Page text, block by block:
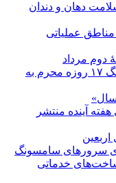
دهان و دندان
مناطق عملیاتی
دوم مرداد
سردار رضایی: ضربات شدیدی در جنگ ۱۷ روزه محرم به
آینده منتشر
زیرساخت‌های خدماتی